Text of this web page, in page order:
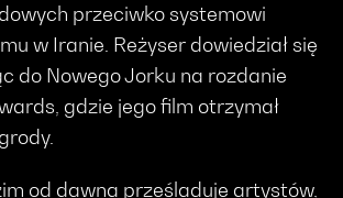
przeciwko systemowi
w Iranie. Reżyser dowiedział się
do Nowego Jorku na rozdanie
gdzie jego film otrzymał
od dawna prześladuje artystów,